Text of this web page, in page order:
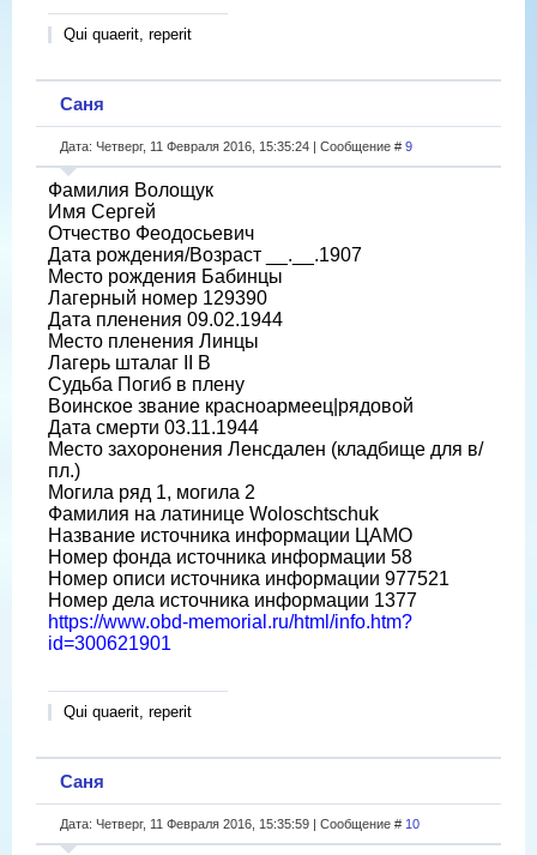
Qui quaerit, reperit
Саня
Дата: Четверг, 11 Февраля 2016, 15:35:24 | Сообщение # 9
Фамилия Волощук
Имя Сергей
Отчество Феодосьевич
Дата рождения/Возраст __.__.1907
Место рождения Бабинцы
Лагерный номер 129390
Дата пленения 09.02.1944
Место пленения Линцы
Лагерь шталаг II B
Судьба Погиб в плену
Воинское звание красноармеец|рядовой
Дата смерти 03.11.1944
Место захоронения Ленсдален (кладбище для в/
пл.)
Могила ряд 1, могила 2
Фамилия на латинице Woloschtschuk
Название источника информации ЦАМО
Номер фонда источника информации 58
Номер описи источника информации 977521
Номер дела источника информации 1377
https://www.obd-memorial.ru/html/info.htm?
id=300621901
Qui quaerit, reperit
Саня
Дата: Четверг, 11 Февраля 2016, 15:35:59 | Сообщение # 10